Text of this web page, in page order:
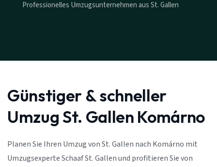
Professionelles Umzugsunternehmen aus St. Gallen
Günstiger & schneller
Umzug St. Gallen Komárno
Planen Sie Ihren Umzug von St. Gallen nach Komárno mit
Umzugsexperte Schaaf St. Gallen und profitieren Sie von